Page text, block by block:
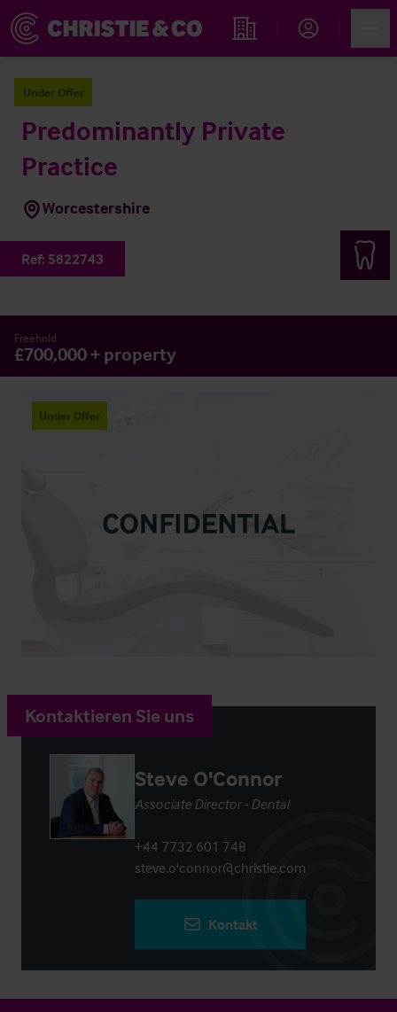
Immobiliensuche
Under Offer
Predominantly Private
Practice
Worcestershire
Ref: 5822743
Freehold
£700,000 + property
Under Offer
Kontaktieren Sie uns
Steve O'Connor
Associate Director - Dental
+44 7732 601 748
steve.o'connor@christie.com
Kontakt